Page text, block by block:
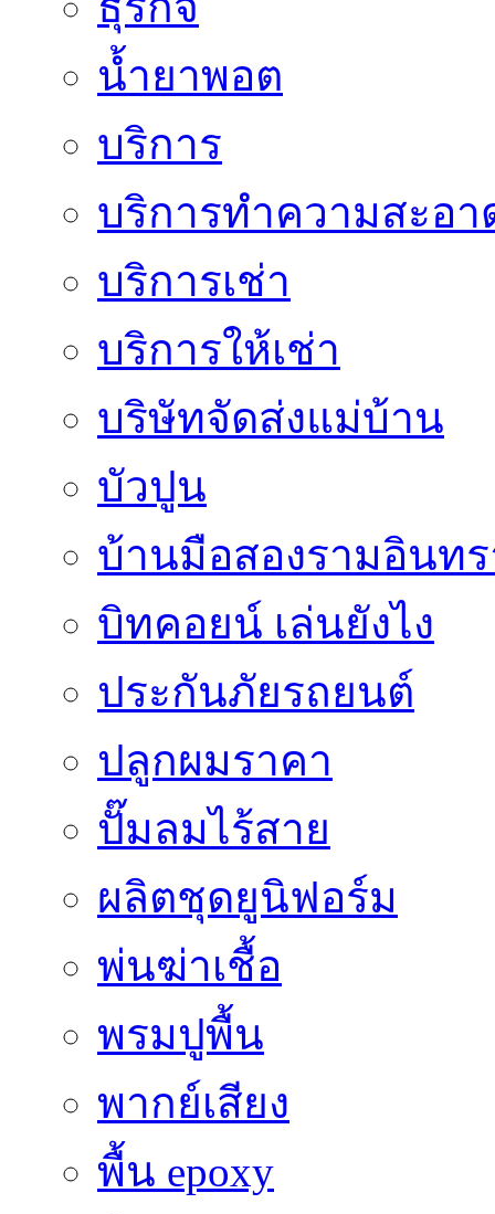
น้ำยาพอต
บริการ
บริการทำความสะอา
บริการเช่า
บริการให้เช่า
บริษัทจัดส่งแม่บ้าน
บัวปูน
บ้านมือสองรามอินท
บิทคอยน์ เล่นยังไง
ประกันภัยรถยนต์
ปลูกผมราคา
ปั๊มลมไร้สาย
ผลิตชุดยูนิฟอร์ม
พ่นฆ่าเชื้อ
พรมปูพื้น
พากย์เสียง
พื้น epoxy